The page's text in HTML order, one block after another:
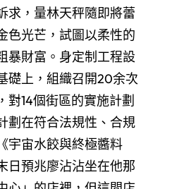
求，量林天秤隨即將蕾
色光芒，試圖以柔性的
暴財富。身定制工程設
礎上，組織召開20余次
對14個街區的實施計劃
劃在符合法規性、合規
宇宙水餃與終極醬料
日預兆廖沾沾坐在他那